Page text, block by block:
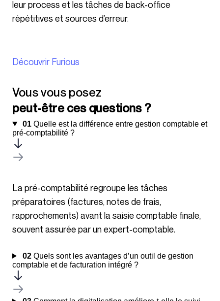
leur process et les tâches de back-office
répétitives et sources d’erreur.
Découvrir Furious
Vous vous posez
peut-être ces questions ?
01Quelle est la différence entre gestion comptable et
pré-comptabilité ?
La pré-comptabilité regroupe les tâches
préparatoires (factures, notes de frais,
rapprochements) avant la saisie comptable finale,
souvent assurée par un expert-comptable.
02Quels sont les avantages d’un outil de gestion
comptable et de facturation intégré ?